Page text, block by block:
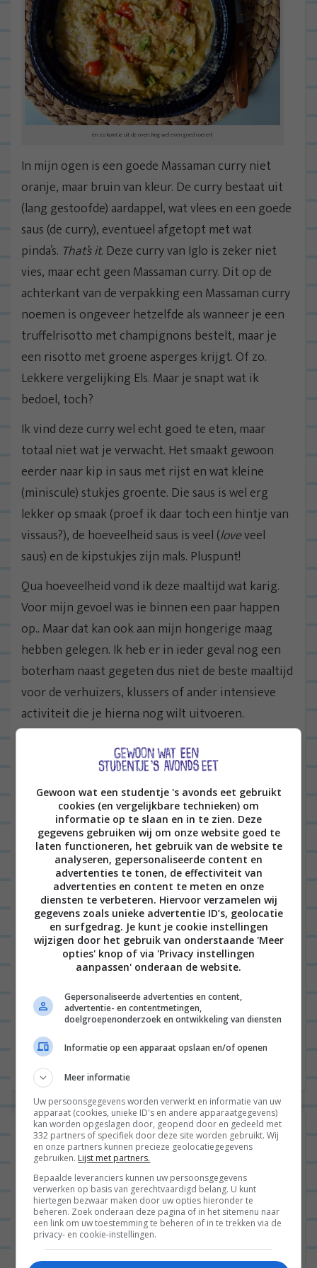
en zo komt ie uit de oven. Nog wel even goed roeren!
In mijn ogen is een goede Massaman curry niet
oranje, maar bruin van kleur. De curry bestaat uit
(lang gestoofde) aardappel, wat vlees en een goede
saus (de curry), eventueel afgetopt met wat
pinda’s. That’s it. Deze curry van Iglo is zeker niet
vies, maar echt geen Massaman curry. Dit op de
achterkant van de verpakking een Massaman curry
noemen is ongeveer hetzelfde als wanneer je een
truffelrisotto met champignons bestelt, maar je
een risotto met groene asperges krijgt. Of zo.
Lekkere vergelijking Els. Maar je snapt wat ik
bedoel, toch?
Ik vind deze curry wel echt goed te eten, maar
totaal niet wat je verwacht. Het smaakt gewoon
eerder naar kip in saus met rijst en wat kleine
(miniscule) stukjes groente. Die saus is wel erg
lekker op smaak (proef ik daar toch een hintje van
vissaus?), de hoeveelheid saus is veel (loveveel
saus) en de kipstukjes zijn mals. Pluspunt!
Qua hoeveelheid vond ik deze maaltijd wat karig.
Voor mijn gevoel was ie binnen een paar happen
op.. Maar dat kan ook aan mijn hongerige maag
hebben gelegen. Ik heb er in ieder geval nog een
boterham naast gegeten dus niet de beste maaltijd
voor de verhuizers, klussers of ander intensieve
activiteit die je hierna nog wilt uitvoeren.
Aanrader? Nee.
Dat was hem weer. Tot de volgende
#KANTENKLAAR! 🙂
Hier vindt je alle 34 recensiesdie deze maaltijd
voor gingen.
Je kunt Gewoon wat een studentje ‘s avonds
eet ook volgen op andere kanalen!
Zullen we contact houden
INSTAGRAM,YOUTUBEofFACEBOOK?
VORIGE POST
VOLGENDE POST
2 reacties op “Kant & klaar #36: Ping
& klaar Thaise Curry van Iglo!”
KELLY 15/10/2019 op 14:56
Qua smaak klinkt hij niet verkeerd
(ondanks dat hij niet echt naar een
curry smaakt) maar de hoeveelheid
Gewoon wat een studentje 's avonds eet gebruikt
cookies (en vergelijkbare technieken) om
informatie op te slaan en in te zien. Deze
gegevens gebruiken wij om onze website goed te
laten functioneren, het gebruik van de website te
analyseren, gepersonaliseerde content en
advertenties te tonen, de effectiviteit van
advertenties en content te meten en onze
diensten te verbeteren. Hiervoor verzamelen wij
gegevens zoals unieke advertentie ID’s, geolocatie
en surfgedrag. Je kunt je cookie instellingen
wijzigen door het gebruik van onderstaande 'Meer
opties' knop of via 'Privacy instellingen
aanpassen' onderaan de website.
Gepersonaliseerde advertenties en content,
advertentie- en contentmetingen,
doelgroepenonderzoek en ontwikkeling van diensten
Informatie op een apparaat opslaan en/of openen
Meer informatie
Uw persoonsgegevens worden verwerkt en informatie van uw
apparaat (cookies, unieke ID's en andere apparaatgegevens)
kan worden opgeslagen door, geopend door en gedeeld met
332 partners of specifiek door deze site worden gebruikt. Wij
en onze partners kunnen precieze geolocatiegegevens
gebruiken. Lijst met partners.
Bepaalde leveranciers kunnen uw persoonsgegevens
verwerken op basis van gerechtvaardigd belang. U kunt
hiertegen bezwaar maken door uw opties hieronder te
beheren. Zoek onderaan deze pagina of in het sitemenu naar
een link om uw toestemming te beheren of in te trekken via de
privacy- en cookie-instellingen.